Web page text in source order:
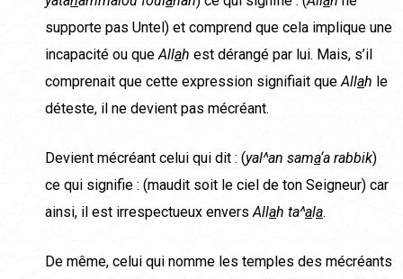
supporte pas Untel) et comprend que cela implique une
incapacité ou queAllah est dérangé par lui. Mais, s’il
comprenait que cette expression signifiait queAllah le
déteste, il ne devient pas mécréant.
Devient mécréant celui qui dit : (yal^an sama‘a rabbik)
ce qui signifie : (maudit soit le ciel de ton Seigneur) car
ainsi, il est irrespectueux enversAllah ta^ala.
De même, celui qui nomme les temples des mécréants